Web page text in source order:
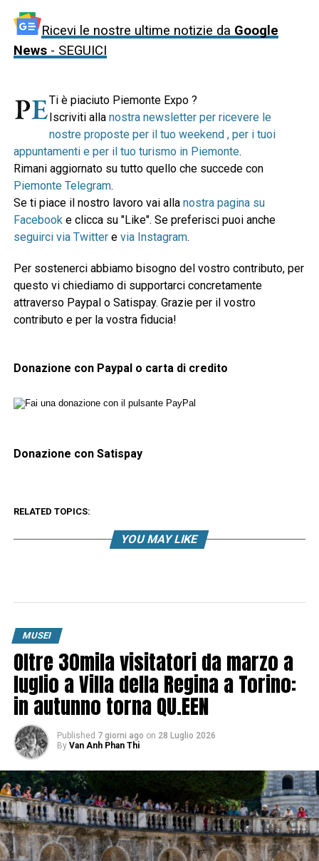
Ricevi le nostre ultime notizie da Google
News- SEGUICI
Ti è piaciuto Piemonte Expo ?
Iscriviti alla nostra newsletter per ricevere le
nostre proposte per il tuo weekend , per i tuoi
appuntamenti e per il tuo turismo in Piemonte.
Rimani aggiornato su tutto quello che succede con
Piemonte Telegram.
Se ti piace il nostro lavoro vai alla nostra pagina su
Facebooke clicca su "Like". Se preferisci puoi anche
seguirci via Twittere via Instagram.
Per sostenerci abbiamo bisogno del vostro contributo, per
questo vi chiediamo di supportarci concretamente
attraverso Paypal o Satispay. Grazie per il vostro
contributo e per la vostra fiducia!
Donazione con Paypal o carta di credito
Donazione con Satispay
RELATED TOPICS:
YOU MAY LIKE
MUSEI
Oltre 30mila visitatori da marzo a
luglio a Villa della Regina a Torino:
in autunno torna QU.EEN
Published 7 giorni ago on 28 Luglio 2026
By Van Anh Phan Thi